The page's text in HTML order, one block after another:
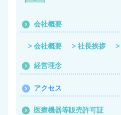
CPAP
経腸栄養ポンプ
リンパ浮腫
リンパ浮腫取扱い製品
提携先・治療院一覧
会社概要
会社概要 社長挨拶
経営理念
アクセス
医療機器等販売許可証